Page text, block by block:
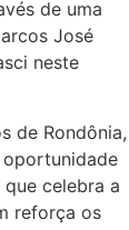
de uma
José
neste
de Rondônia,
oportunidade
celebra a
reforça os